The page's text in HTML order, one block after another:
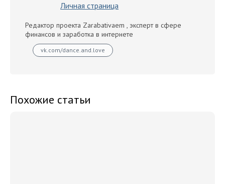
Личная страница
Редактор проекта Zarabativaem , эксперт в сфере
финансов и заработка в интернете
vk.com/dance.and.love
Похожие статьи